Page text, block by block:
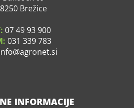
8250 Brežice
07 49 93 900
031 339 783
agronet.si
INFORMACIJE